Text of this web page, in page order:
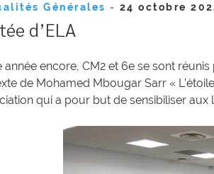
Générales - Publié
24 octobre
d’ELA
année encore, CM2 et 6e se sont
de Mohamed Mbougar Sarr «
qui a pour but de sensibiliser aux